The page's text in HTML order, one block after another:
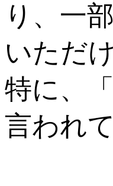
り、一
いただ
特に、
言われ